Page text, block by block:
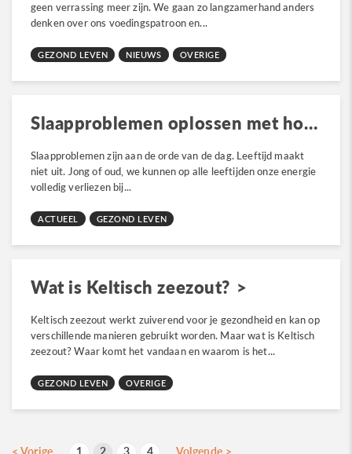
geen verrassing meer zijn. We gaan zo langzamerhand anders
denken over ons voedingspatroon en...
GEZOND LEVEN NIEUWS OVERIGE
Slaapproblemen oplossen met homeopathie
Slaapproblemen zijn aan de orde van de dag. Leeftijd maakt
niet uit. Jong of oud, we kunnen op alle leeftijden onze energie
volledig verliezen bij...
ACTUEEL GEZOND LEVEN
Wat is Keltisch zeezout?
Keltisch zeezout werkt zuiverend voor je gezondheid en kan op
verschillende manieren gebruikt worden. Maar wat is Keltisch
zeezout? Waar komt het vandaan en waarom is het...
GEZOND LEVEN OVERIGE
< Vorige 1 2 3 4 Volgende >